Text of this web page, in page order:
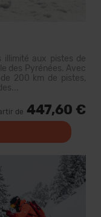
illimité aux pistes de
des Pyrénées. Avec
200 km de pistes,
de 447,60 €